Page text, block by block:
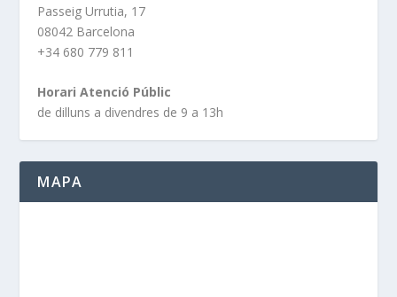
Passeig Urrutia, 17
08042 Barcelona
+34 680 779 811
Horari Atenció Públic
de dilluns a divendres de 9 a 13h
MAPA